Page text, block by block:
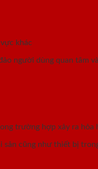
khác
người dùng quan tâm
trường hợp xảy ra hỏa
sản cũng như thiết bị